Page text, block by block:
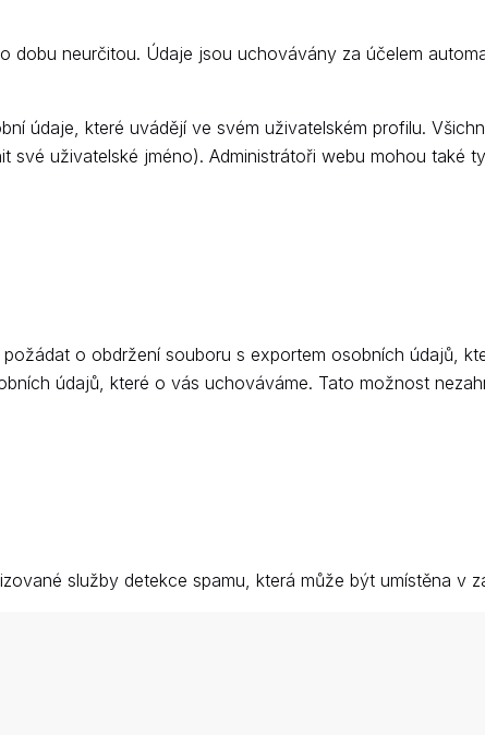
neurčitou. Údaje jsou uchovávány za účelem
údaje, které uvádějí ve svém uživatelském profilu.
uživatelské jméno). Administrátoři webu mohou také
o obdržení souboru s exportem osobních údajů,
údajů, které o vás uchováváme. Tato možnost
služby detekce spamu, která může být umístěna v